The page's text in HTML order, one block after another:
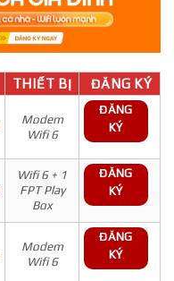
THIẾT BỊ ĐĂNG KÝ
Modem
Wifi 6
ĐĂNG
KÝ
Wifi 6 + 1
FPT Play
Box
ĐĂNG
KÝ
Modem
Wifi 6
ĐĂNG
KÝ